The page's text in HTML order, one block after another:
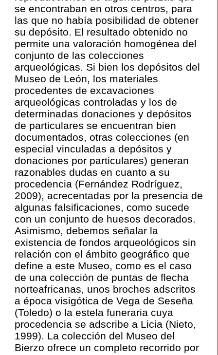
se encontraban en otros centros, para
las que no había posibilidad de obtener
su depósito. El resultado obtenido no
permite una valoración homogénea del
conjunto de las colecciones
arqueológicas. Si bien los depósitos del
Museo de León, los materiales
procedentes de excavaciones
arqueológicas controladas y los de
determinadas donaciones y depósitos
de particulares se encuentran bien
documentados, otras colecciones (en
especial vinculadas a depósitos y
donaciones por particulares) generan
razonables dudas en cuanto a su
procedencia (Fernández Rodríguez,
2009), acrecentadas por la presencia de
algunas falsificaciones, como sucede
con un conjunto de huesos decorados.
Asimismo, debemos señalar la
existencia de fondos arqueológicos sin
relación con el ámbito geográfico que
define a este Museo, como es el caso
de una colección de puntas de flecha
norteafricanas, unos broches adscritos
a época visigótica de Vega de Seseña
(Toledo) o la estela funeraria cuya
procedencia se adscribe a Licia (Nieto,
1999). La colección del Museo del
Bierzo ofrece un completo recorrido por